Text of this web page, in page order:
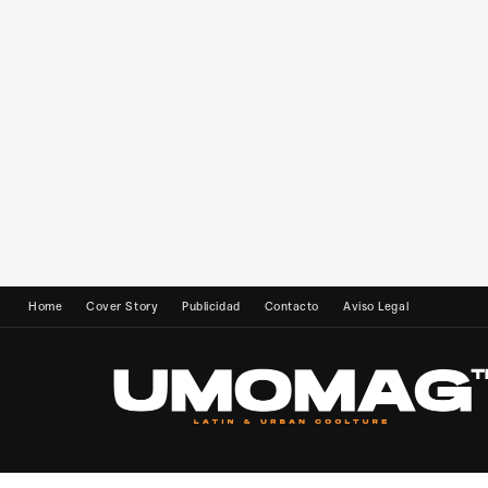
Home Cover Story Publicidad Contacto Aviso Legal